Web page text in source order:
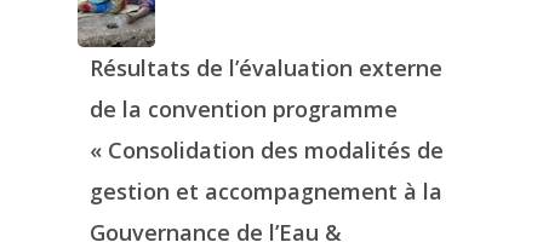
Résultats de l’évaluation externe
de la convention programme
« Consolidation des modalités de
gestion et accompagnement à la
Gouvernance de l’Eau &